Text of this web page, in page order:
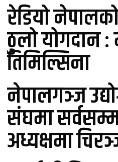
रेडियो
ठुलो योगदान :
तिमिल्सिना
नेपालगञ्ज
संघमा
अध्यक्षमा